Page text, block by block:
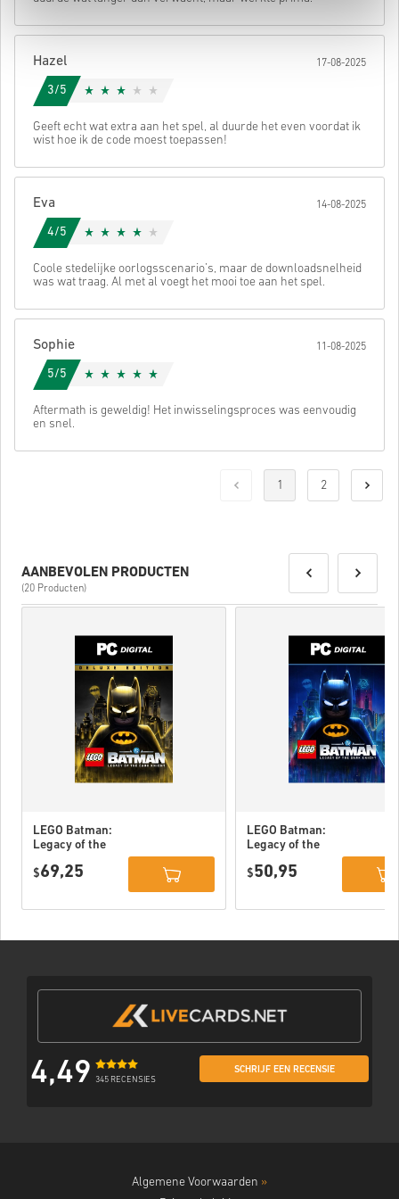
• Rond je bestelling af
Daarna ontvang je een e-mail met een veilige link om je code te
Hazel 17-08-2025
3/5
Geeft echt wat extra aan het spel, al duurde het even voordat ik
wist hoe ik de code moest toepassen!
Eva 14-08-2025
4/5
Coole stedelijke oorlogsscenario’s, maar de downloadsnelheid
was wat traag. Al met al voegt het mooi toe aan het spel.
Sophie 11-08-2025
5/5
Aftermath is geweldig! Het inwisselingsproces was eenvoudig
en snel.
1 2
AANBEVOLEN PRODUCTEN
(20 Producten)
LEGO Batman:
Legacy of the
Deluxe Edition
$69,25
LEGO Batman:
Legacy of the
(STEAM) EU
$50,95
4,49 345 RECENSIES
SCHRIJF EEN RECENSIE
Algemene Voorwaarden »